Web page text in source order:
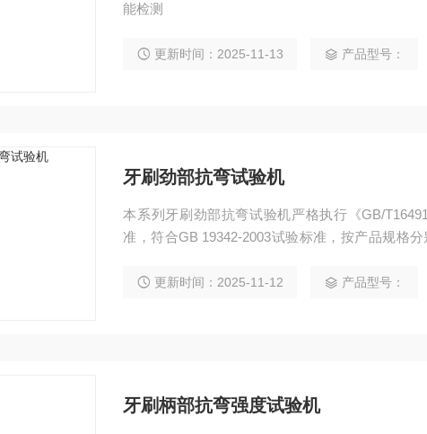
能检测
更新时间：2025-11-13 产品型号：
牙刷劲部抗弯试验机
本系列牙刷劲部抗弯试验机严格执行《GB/
准，符合GB 19342-2003试验标准，按产品规格
更新时间：2025-11-12 产品型号：
牙刷柄部抗弯强度试验机